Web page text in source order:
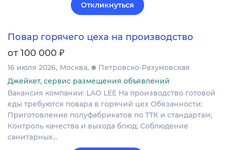
Откликнуться
Повар горячего цеха на производство
от 100 000 ₽
16 июля 2026 Москва
Петровско-Разумовская
Джейкет, сервис размещения объявлений
Вакансия компании: LAO LEE На производство готовой
еды требуются повара в горячий цех Обязанности:
Приготовление полуфабрикатов по ТТК и стандартам;
Контроль качества и выхода блюд; Соблюдение
санитарных…